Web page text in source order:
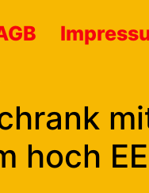
hoch